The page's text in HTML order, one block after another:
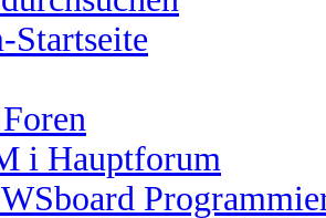
Startseite
i Hauptforum